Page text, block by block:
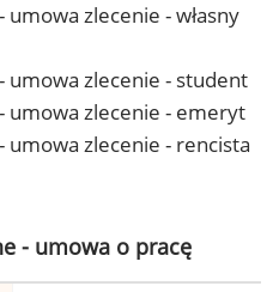
zlecenie - własny
zlecenie - student
zlecenie - emeryt
zlecenie - rencista
- umowa o pracę